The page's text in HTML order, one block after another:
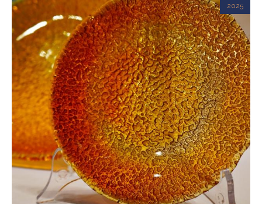
2025